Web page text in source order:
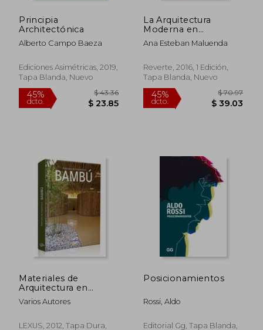
45%
dcto. dcto.
Principia
Architectónica
Alberto Campo Baeza
Ediciones Asimétricas, 2019,
Tapa Blanda, Nuevo
La Arquitectura
Moderna en
Latinoamérica
(Eua27) (Estudios
Arquitectura)
Ana Esteban Maluenda
Reverte, 2016, 1 Edición,
Tapa Blanda, Nuevo
Materiales de
Arquitectura en
Bambú, 1 Vol. Precio
en Dolares
Varios Autores
LEXUS, 2012, Tapa Dura,
Posicionamientos
Rossi, Aldo
Editorial Gg, Tapa Blanda,